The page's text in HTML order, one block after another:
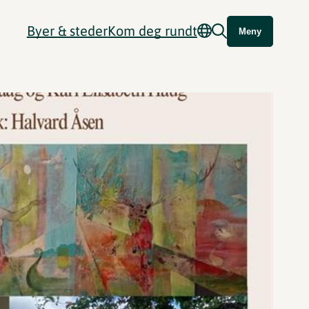
Byer & stederKom deg rundt Meny